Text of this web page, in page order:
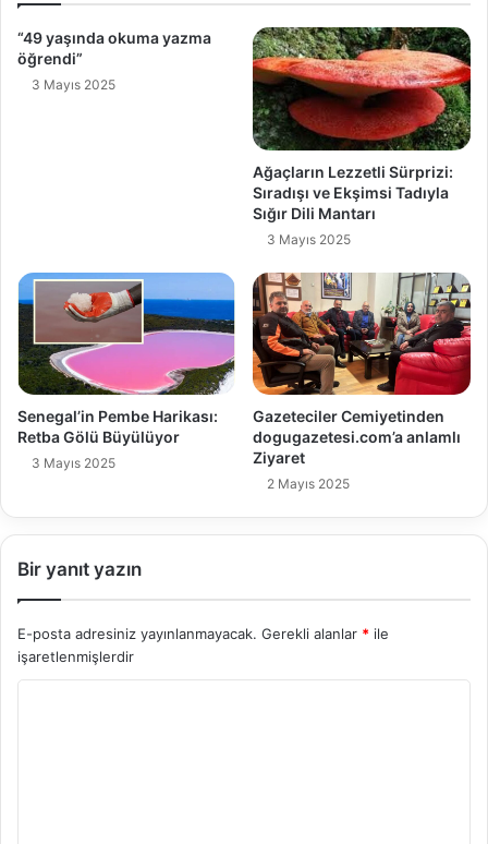
“49 yaşında okuma yazma
öğrendi”
3 Mayıs 2025
Ağaçların Lezzetli Sürprizi:
Sıradışı ve Ekşimsi Tadıyla
Sığır Dili Mantarı
3 Mayıs 2025
Senegal’in Pembe Harikası:
Retba Gölü Büyülüyor
3 Mayıs 2025
Gazeteciler Cemiyetinden
dogugazetesi.com’a anlamlı
Ziyaret
2 Mayıs 2025
Bir yanıt yazın
E-posta adresiniz yayınlanmayacak. Gerekli alanlar * ile
işaretlenmişlerdir